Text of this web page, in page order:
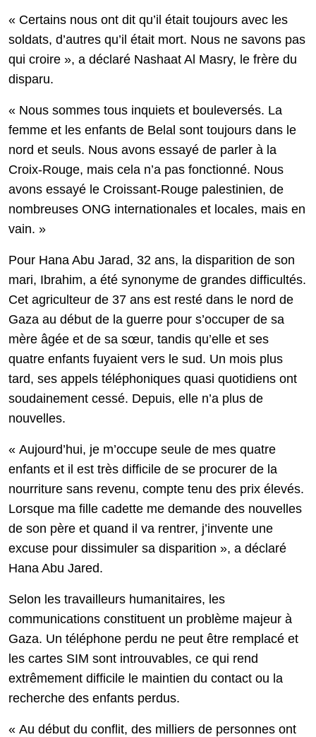
« Certains nous ont dit qu’il était toujours avec les
soldats, d’autres qu’il était mort. Nous ne savons pas
qui croire », a déclaré Nashaat Al Masry, le frère du
disparu.
« Nous sommes tous inquiets et bouleversés. La
femme et les enfants de Belal sont toujours dans le
nord et seuls. Nous avons essayé de parler à la
Croix-Rouge, mais cela n’a pas fonctionné. Nous
avons essayé le Croissant-Rouge palestinien, de
nombreuses ONG internationales et locales, mais en
vain. »
Pour Hana Abu Jarad, 32 ans, la disparition de son
mari, Ibrahim, a été synonyme de grandes difficultés.
Cet agriculteur de 37 ans est resté dans le nord de
Gaza au début de la guerre pour s’occuper de sa
mère âgée et de sa sœur, tandis qu’elle et ses
quatre enfants fuyaient vers le sud. Un mois plus
tard, ses appels téléphoniques quasi quotidiens ont
soudainement cessé. Depuis, elle n’a plus de
nouvelles.
« Aujourd’hui, je m’occupe seule de mes quatre
enfants et il est très difficile de se procurer de la
nourriture sans revenu, compte tenu des prix élevés.
Lorsque ma fille cadette me demande des nouvelles
de son père et quand il va rentrer, j’invente une
excuse pour dissimuler sa disparition », a déclaré
Hana Abu Jared.
Selon les travailleurs humanitaires, les
communications constituent un problème majeur à
Gaza. Un téléphone perdu ne peut être remplacé et
les cartes SIM sont introuvables, ce qui rend
extrêmement difficile le maintien du contact ou la
recherche des enfants perdus.
« Au début du conflit, des milliers de personnes ont